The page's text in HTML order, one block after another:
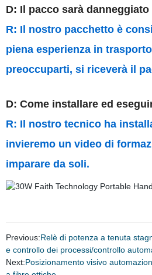
D: Il pacco sarà
R: Il nostro pacchetto è
piena esperienza in
preoccuparti, si riceverà il
D: Come installare ed
R: Il nostro tecnico ha
invieremo un video di
imparare da soli.
Previous:Relè di potenza a tenuta
e controllo dei processi/controllo
Next:Posizionamento visivo